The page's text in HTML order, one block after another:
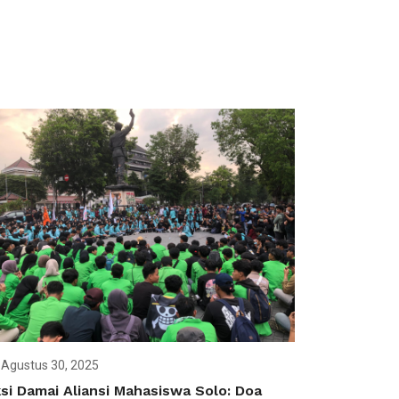
30, 2025
Damai Aliansi Mahasiswa Solo: Doa